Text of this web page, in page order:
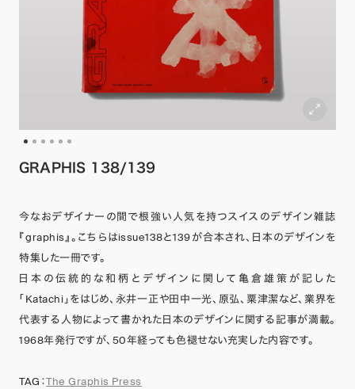
GRAPHIS 138/139
今なおデザイナーの間で根強い人気を持つスイスのデザイン雑誌
『graphis』。こちらはissue138と139が合本され、日本のデザインを
特集した一冊です。
日本の伝統的な和柄とデザインに関して亀倉雄策が記した
「Katachi」をはじめ、永井一正や田中一光、原弘、粟津潔など、業界を
代表する人物によって書かれた日本のデザインに関する記事が満載。
1968年発行ですが、50年経っても色褪せない充実した内容です。
TAG：The Graphis Press